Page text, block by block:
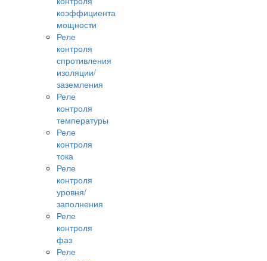
коэффициента
мощности
Реле
контроля
спротивления
изоляции/
заземления
Реле
контроля
температуры
Реле
контроля
тока
Реле
контроля
уровня/
заполнения
Реле
контроля
фаз
Реле